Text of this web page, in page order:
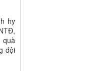
hy
quà
đội